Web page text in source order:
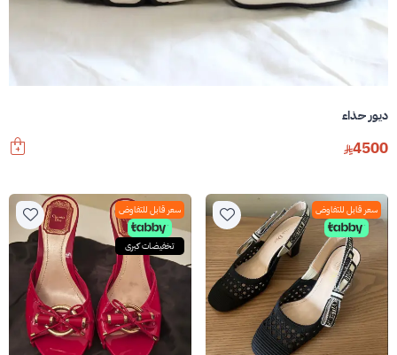
ديور حذاء
4500
سعر قابل للتفاوض سعر قابل للتفاوض
تخفيضات كبرى